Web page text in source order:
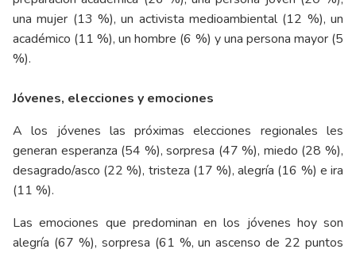
una mujer (13 %), un activista medioambiental (12 %), un
académico (11 %), un hombre (6 %) y una persona mayor (5
%).
Jóvenes, elecciones y emociones
A los jóvenes las próximas elecciones regionales les
generan esperanza (54 %), sorpresa (47 %), miedo (28 %),
desagrado/asco (22 %), tristeza (17 %), alegría (16 %) e ira
(11 %).
Las emociones que predominan en los jóvenes hoy son
alegría (67 %), sorpresa (61 %, un ascenso de 22 puntos